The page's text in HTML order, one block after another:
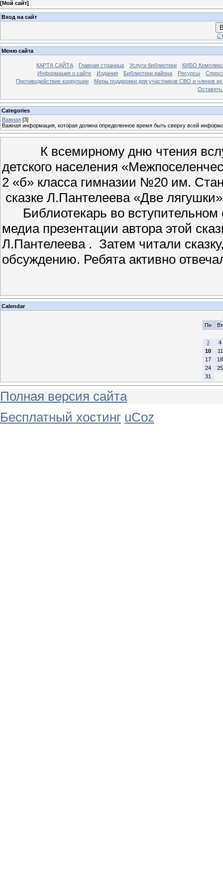
[Мой сайт]
Вход на сайт
Меню сайта
КАРТА САЙТА Главная страница Услуги библиотеки
КИБО
Информация о сайте
Издания Библиотеки района Ресурсы
Противодействие коррупции
Меры поддержки для участников СВО и членов
Оставить
Categories
Важная [3]
Важная информация, которая должна определенное время быть сверху всей
К всемирному дню чтения вслух
детского населения
2 «б» класса гимназии №20 им.
сказке Л.Пантелеева «Две
Библиотекарь во
медиа презентации автора этой
Л.Пантелеева . Затем читали
обсуждению. Ребята активно
Calendar
Пн
Вт
3
4
10
11
17
18
24
25
31
Полная версия сайта
Бесплатный хостинг uCoz